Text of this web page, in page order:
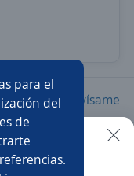
para el
del
de
Avísame
la app